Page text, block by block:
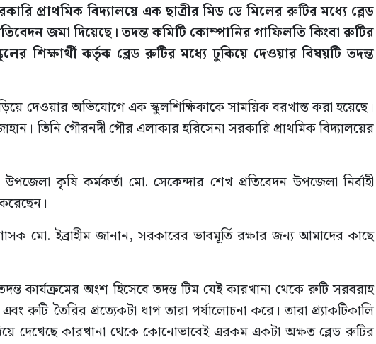
প্রাথমিক বিদ্যালয়ে এক ছাত্রীর মিড ডে মিলের রুটির মধ্যে ব্লেড
জমা দিয়েছে। তদন্ত কমিটি কোম্পানির গাফিলতি কিংবা রুটির
শিক্ষার্থী কর্তৃক ব্লেড রুটির মধ্যে ঢুকিয়ে দেওয়ার বিষয়টি তদন্ত
দেওয়ার অভিযোগে এক স্কুলশিক্ষিকাকে সাময়িক বরখাস্ত করা হয়েছে।
তিনি গৌরনদী পৌর এলাকার হরিসেনা সরকারি প্রাথমিক বিদ্যালয়ের
কৃষি কর্মকর্তা মো. সেকেন্দার শেখ প্রতিবেদন উপজেলা নির্বাহী
মো. ইব্রাহীম জানান, সরকারের ভাবমূর্তি রক্ষার জন্য আমাদের কাছে
কার্যক্রমের অংশ হিসেবে তদন্ত টিম যেই কারখানা থেকে রুটি সরবরাহ
রুটি তৈরির প্রত্যেকটা ধাপ তারা পর্যালোচনা করে। তারা প্র্যাকটিকালি
দেখেছে কারখানা থেকে কোনোভাবেই এরকম একটা অক্ষত ব্লেড রুটির